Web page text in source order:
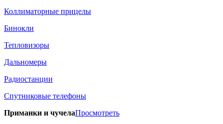
Коллиматорные прицелы
Бинокли
Тепловизоры
Дальномеры
Радиостанции
Спутниковые телефоны
Приманки и чучелаПросмотреть